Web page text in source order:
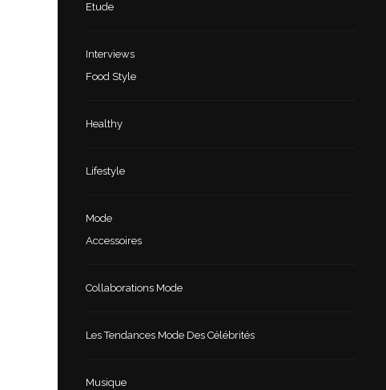
Etude
Interviews
Food Style
Healthy
Lifestyle
Mode
Accessoires
Collaborations Mode
Les Tendances Mode Des Célébrités
Musique